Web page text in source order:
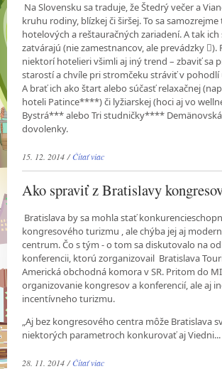
Na Slovensku sa traduje, že Štedrý večer a
kruhu rodiny, blízkej či širšej. To sa
hotelových a reštauračných zariadení. A tak
zatvárajú (nie zamestnancov, ale prevádzky ).
niektorí hotelieri všimli aj iný trend – zbaviť sa
starostí a chvíle pri stromčeku stráviť v pohodlí
A brať ich ako štart alebo súčasť relaxačnej
hoteli Patince****) či lyžiarskej (hoci aj vo
Bystrá*** alebo Tri studničky****
dovolenky.
15. 12. 2014 /Čítať viac
Ako spraviť z Bratislavy
Bratislava by sa mohla stať
kongresového turizmu , ale chýba jej aj
centrum. Čo s tým - o tom sa diskutovalo na
konferencii, ktorú zorganizovail Bratislava
Americká obchodná komora v SR. Pritom do
organizovanie kongresov a konferencií, ale aj
incentívneho turizmu.
„Aj bez kongresového centra môže Bratislava
niektorých parametroch konkurovať aj Viedni...
28. 11. 2014 /Čítať viac